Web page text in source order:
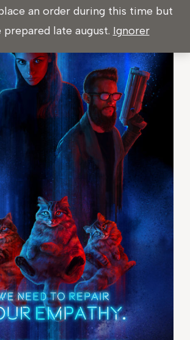
an order during this time but
late august. Ignorer